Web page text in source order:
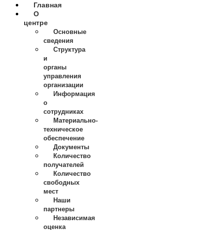
Главная
О
центре
Основные
сведения
Структура
и
органы
управления
организации
Информация
о
сотрудниках
Материально-
техническое
обеспечение
Документы
Количество
получателей
Количество
свободных
мест
Наши
партнеры
Независимая
оценка